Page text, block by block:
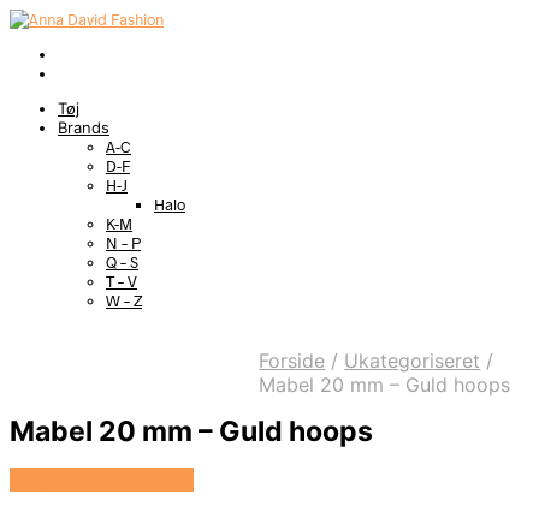
Tøj
Brands
A-C
D-F
H-J
Halo
K-M
N – P
Q – S
T – V
W – Z
Forside / Ukategoriseret /
Mabel 20 mm – Guld hoops
Mabel 20 mm – Guld hoops